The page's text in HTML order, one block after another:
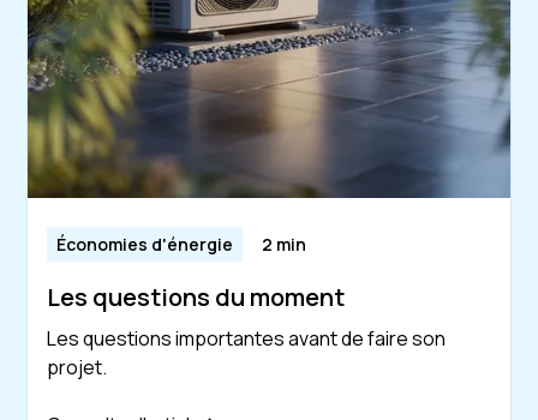
Économies d'énergie 2 min
Les questions du moment
Les questions importantes avant de faire son
projet.